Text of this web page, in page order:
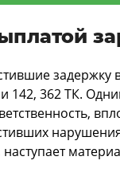
задержку
142, 362 ТК.